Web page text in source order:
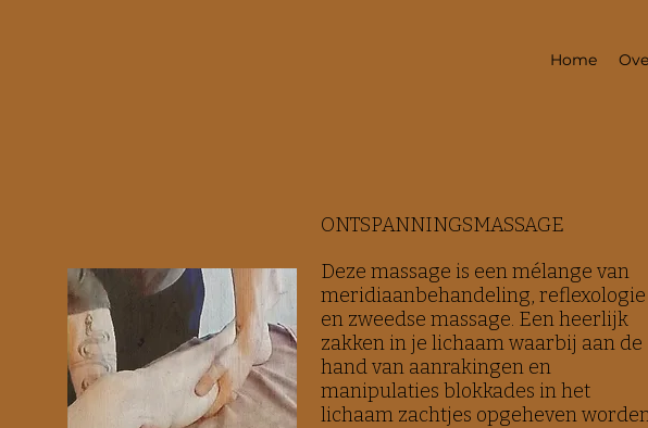
Home
ONTSPANNINGSMASSAGE
Deze massage is een mélange van
meridiaanbehandeling, reflexologie
en zweedse massage. Een heerlijk
zakken in je lichaam waarbij aan de
hand van aanrakingen en
manipulaties blokkades in het
lichaam zachtjes opgeheven